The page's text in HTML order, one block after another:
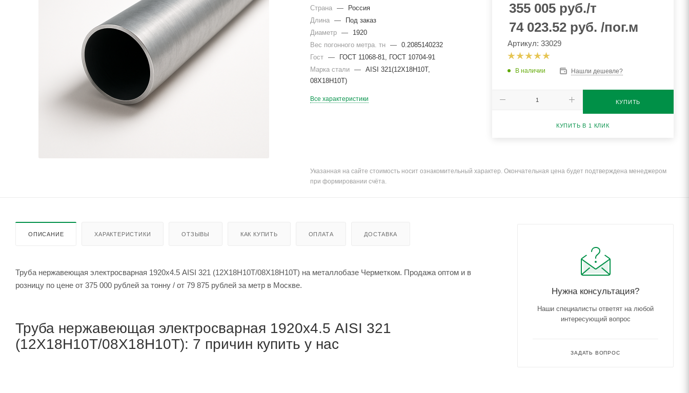
Страна —
Россия
Длина
—
Под заказ
Диаметр
—
1920
Вес погонного метра. тн
—
0.2085140232
Гост
—
ГОСТ 11068-81, ГОСТ 10704-91
Марка стали
—
AISI 321(12Х18Н10Т,
08Х18Н10Т)
Все характеристики
355 005руб./т
74 023.52 руб. /пог.м
Артикул: 33029
В наличии Нашли дешевле?
КУПИТЬ
КУПИТЬ В 1 КЛИК
Указанная на сайте стоимость носит ознакомительный характер. Окончательная цена будет подтверждена менеджером
при формировании счёта.
ОПИСАНИЕ ХАРАКТЕРИСТИКИ ОТЗЫВЫ КАК КУПИТЬ ОПЛАТА ДОСТАВКА
Труба нержавеющая электросварная 1920х4.5 AISI 321 (12Х18Н10Т/08Х18Н10Т) на металлобазе Черметком. Продажа оптом и в
розницу по цене от 375 000 рублей за тонну / от 79 875 рублей за метр в Москве.
Труба нержавеющая электросварная 1920х4.5 AISI 321
(12Х18Н10Т/08Х18Н10Т): 7 причин купить у нас
Нужна консультация?
Наши специалисты ответят на любой
интересующий вопрос
ЗАДАТЬ ВОПРОС